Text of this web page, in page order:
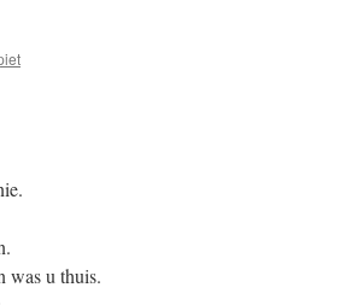
u thuis.